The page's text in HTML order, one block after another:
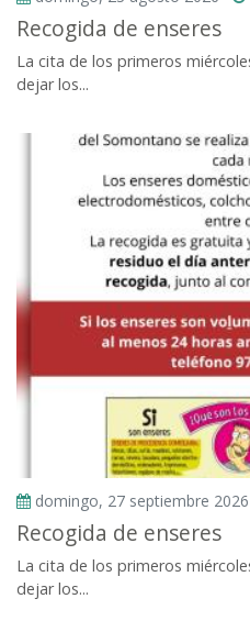
Recogida de enseres
La cita de los primeros
dejar los...
domingo, 27 septiembre 2026
Recogida de enseres
La cita de los primeros
dejar los...